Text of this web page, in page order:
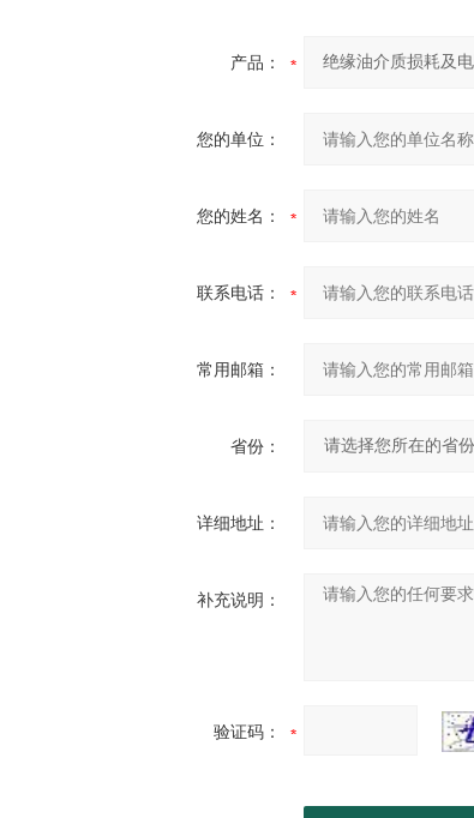
产品：
您的单位：
您的姓名：
联系电话：
常用邮箱：
省份：
详细地址：
补充说明：
验证码：